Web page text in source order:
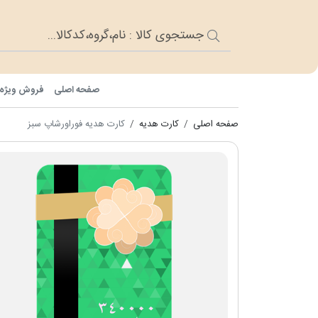
صفحه اصلی فروش
صفحه اصلی کارت هدیه کارت هدیه فوراورشاپ سبز